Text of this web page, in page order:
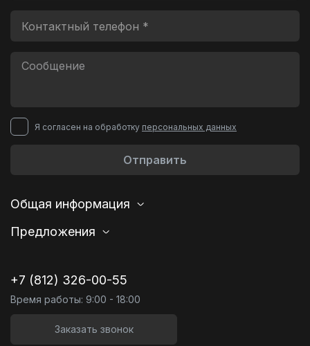
Я согласен на обработку персональных данных
Отправить
Общая информация
Предложения
+7 (812) 326-00-55
Время работы: 9:00 - 18:00
Заказать звонок